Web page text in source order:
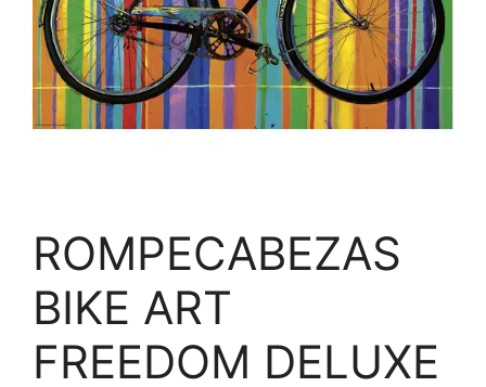
ROMPECABEZAS
BIKE ART
FREEDOM DELUXE